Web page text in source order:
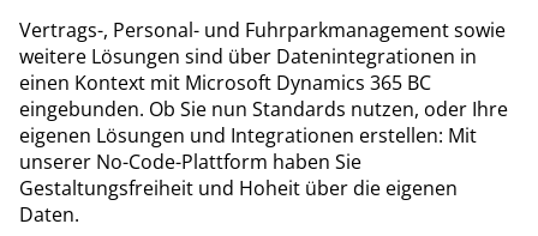
Vertrags-, Personal- und Fuhrparkmanagement sowie
weitere Lösungen sind über Datenintegrationen in
einen Kontext mit Microsoft Dynamics 365 BC
eingebunden. Ob Sie nun Standards nutzen, oder Ihre
eigenen Lösungen und Integrationen erstellen: Mit
unserer No-Code-Plattform haben Sie
Gestaltungsfreiheit und Hoheit über die eigenen
Daten.